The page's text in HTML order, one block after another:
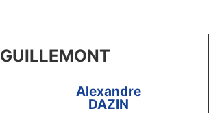
GUILLEMONT
Alexandre
DAZIN